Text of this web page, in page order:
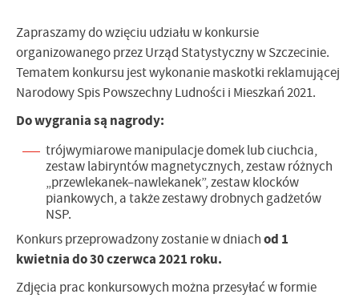
Zapraszamy do wzięciu udziału w konkursie
organizowanego przez Urząd Statystyczny w Szczecinie.
Tematem konkursu jest wykonanie maskotki reklamującej
Narodowy Spis Powszechny Ludności i Mieszkań 2021.
Do wygrania są nagrody:
trójwymiarowe manipulacje domek lub ciuchcia,
zestaw labiryntów magnetycznych, zestaw różnych
„przewlekanek–nawlekanek”, zestaw klocków
piankowych, a także zestawy drobnych gadżetów
NSP.
Konkurs przeprowadzony zostanie w dniachod 1
kwietnia do 30 czerwca 2021 roku.
Zdjęcia prac konkursowych można przesyłać w formie